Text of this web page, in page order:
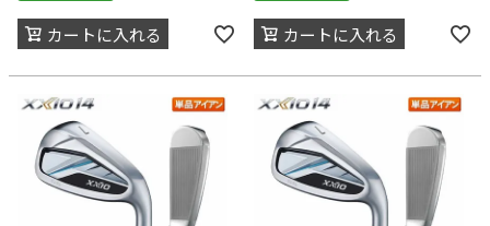
カートに入れる カートに入れる